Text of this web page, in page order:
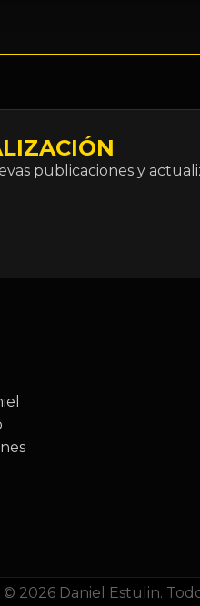
publicaciones y
© 2026 Daniel Estulin.